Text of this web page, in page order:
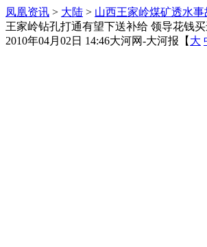
凤凰资讯 > 大陆 > 山西王家岭煤矿透水事
王家岭钻孔打通有望下送补给 领导花钱
2010年04月02日 14:46大河网-大河报 【 大